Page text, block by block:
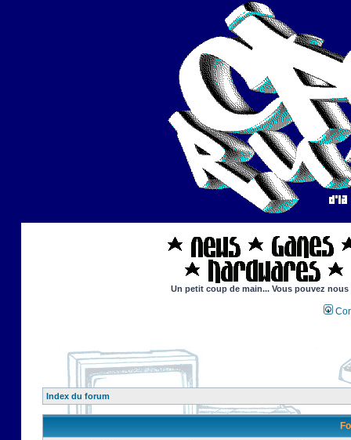
Un petit coup de main... Vous pouvez
Index du forum